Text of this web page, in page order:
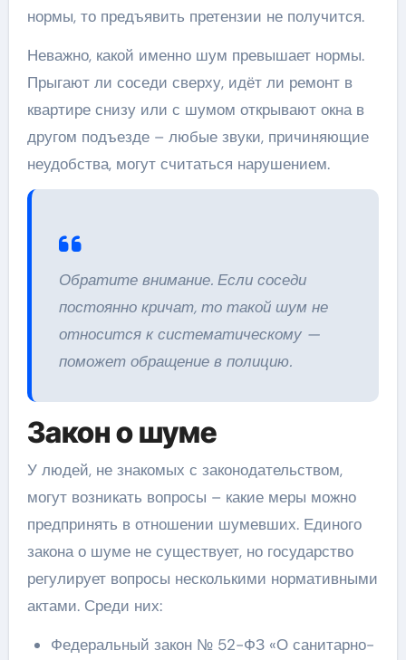
нормы, то предъявить претензии не получится.
Неважно, какой именно шум превышает нормы.
Прыгают ли соседи сверху, идёт ли ремонт в
квартире снизу или с шумом открывают окна в
другом подъезде – любые звуки, причиняющие
неудобства, могут считаться нарушением.
Обратите внимание. Если соседи
постоянно кричат, то такой шум не
относится к систематическому —
поможет обращение в полицию.
Закон о шуме
У людей, не знакомых с законодательством,
могут возникать вопросы – какие меры можно
предпринять в отношении шумевших. Единого
закона о шуме не существует, но государство
регулирует вопросы несколькими нормативными
актами. Среди них:
Федеральный закон № 52-ФЗ «О санитарно-